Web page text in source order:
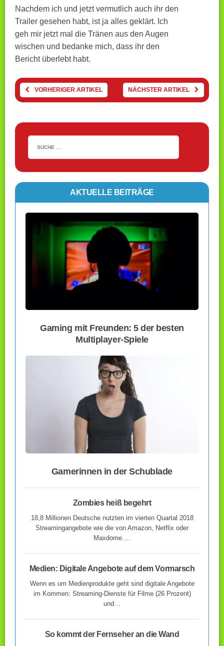
Nachdem ich und jetzt vermutlich auch ihr den
Trailer gesehen habt, ist ja alles geklärt. Ich
geh mir jetzt mal die Tränen aus den Augen
wischen und bedanke mich, dass ihr den
Bericht überlebt habt.
VORHERIGER ARTIKEL NÄCHSTER ARTIKEL
AKTUELLE BEITRÄGE
Gaming mit Freunden: 5 der besten
Multiplayer-Spiele
Gamerinnen in der Schublade
Zombies heiß begehrt
18,8 Millionen Deutsche nutzten im vierten Quartal 2018
Streamingangebote wie die von Amazon, Netflix oder
Maxdome….
Medien: Digitale Angebote auf dem Vormarsch
Wenn es um Medienprodukte geht sind digitale Angebote
im Kommen: Streaming-Dienste für Filme (26 Prozent)
und…
So kommt der Fernseher an die Wand